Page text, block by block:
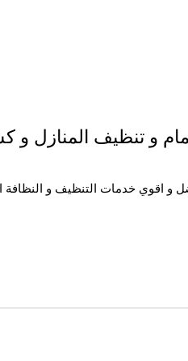
و اقوي خدمات التنظيف و